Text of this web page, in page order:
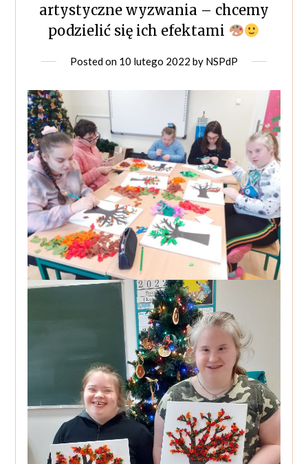
artystyczne wyzwania – chcemy
podzielić się ich efektami
Posted on 10 lutego 2022 by NSPdP